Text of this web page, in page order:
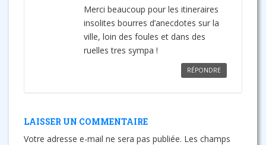
Merci beaucoup pour les itineraires
insolites bourres d’anecdotes sur la
ville, loin des foules et dans des
ruelles tres sympa !
RÉPONDRE
LAISSER UN COMMENTAIRE
Votre adresse e-mail ne sera pas publiée. Les champs